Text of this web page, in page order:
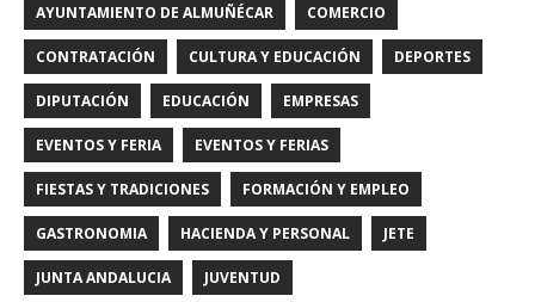
AYUNTAMIENTO DE ALMUÑÉCAR COMERCIO
CONTRATACIÓN CULTURA Y EDUCACIÓN DEPORTES
DIPUTACIÓN EDUCACIÓN EMPRESAS
EVENTOS Y FERIA EVENTOS Y FERIAS
FIESTAS Y TRADICIONES FORMACIÓN Y EMPLEO
GASTRONOMIA HACIENDA Y PERSONAL JETE
JUNTA ANDALUCIA JUVENTUD